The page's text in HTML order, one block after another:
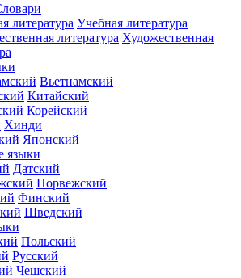
Учебная литература
Художественная
Вьетнамский
Китайский
Корейский
Хинди
Японский
языки
Датский
Норвежский
Финский
Шведский
Польский
Русский
Чешский